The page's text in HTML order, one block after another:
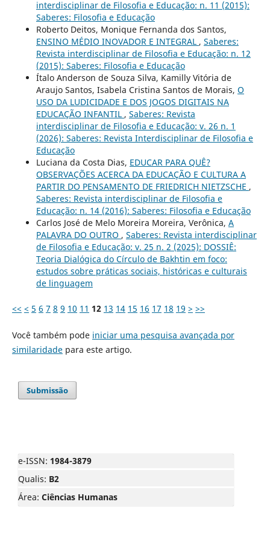
interdisciplinar de Filosofia e Educação: n. 11 (2015):
Saberes: Filosofia e Educação
Roberto Deitos, Monique Fernanda dos Santos,
ENSINO MÉDIO INOVADOR E INTEGRAL , Saberes:
Revista interdisciplinar de Filosofia e Educação: n. 12
(2015): Saberes: Filosofia e Educação
Ítalo Anderson de Souza Silva, Kamilly Vitória de
Araujo Santos, Isabela Cristina Santos de Morais, O
USO DA LUDICIDADE E DOS JOGOS DIGITAIS NA
EDUCAÇÃO INFANTIL , Saberes: Revista
interdisciplinar de Filosofia e Educação: v. 26 n. 1
(2026): Saberes: Revista Interdisciplinar de Filosofia e
Educação
Luciana da Costa Dias, EDUCAR PARA QUÊ?
OBSERVAÇÕES ACERCA DA EDUCAÇÃO E CULTURA A
PARTIR DO PENSAMENTO DE FRIEDRICH NIETZSCHE ,
Saberes: Revista interdisciplinar de Filosofia e
Educação: n. 14 (2016): Saberes: Filosofia e Educação
Carlos José de Melo Moreira Moreira, Verônica, A
PALAVRA DO OUTRO , Saberes: Revista interdisciplinar
de Filosofia e Educação: v. 25 n. 2 (2025): DOSSIÊ:
Teoria Dialógica do Círculo de Bakhtin em foco:
estudos sobre práticas sociais, históricas e culturais
de linguagem
<< < 5 6 7 8 9 10 11 12 13 14 15 16 17 18 19 > >>
Você também pode iniciar uma pesquisa avançada por
similaridadepara este artigo.
Submissão
e-ISSN: 1984-3879
Qualis: B2
Área: Ciências Humanas